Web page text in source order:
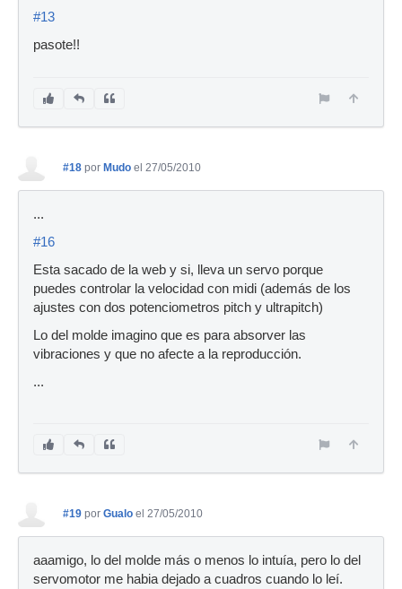
#13
pasote!!
#18 por Mudo el 27/05/2010
...
#16
Esta sacado de la web y si, lleva un servo porque
puedes controlar la velocidad con midi (además de los
ajustes con dos potenciometros pitch y ultrapitch)
Lo del molde imagino que es para absorver las
vibraciones y que no afecte a la reproducción.
...
#19 por Gualo el 27/05/2010
aaamigo, lo del molde más o menos lo intuía, pero lo del
servomotor me habia dejado a cuadros cuando lo leí.